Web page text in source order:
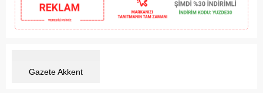
Gazete Akkent